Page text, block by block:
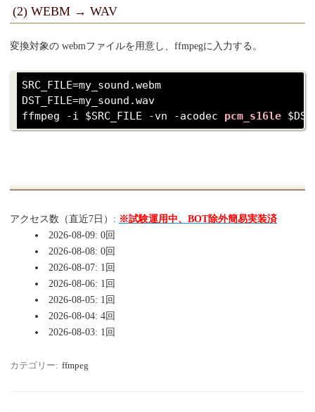
(2) WEBM → WAV
変換対象の webmファイルを用意し、ffmpegに入力する。
SRC_FILE=my_sound.webm
DST_FILE=my_sound.wav
ffmpeg -i $SRC_FILE -vn -acodec pcm_s16le
アクセス数（直近7日）: ※試験運用中、BOT除外簡易実装済
2026-08-09: 0回
2026-08-08: 0回
2026-08-07: 1回
2026-08-06: 1回
2026-08-05: 1回
2026-08-04: 4回
2026-08-03: 1回
カテゴリー: ffmpeg